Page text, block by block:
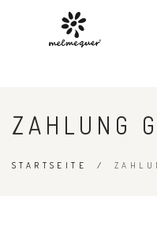
ZAHLUNG
STARTSEITE /